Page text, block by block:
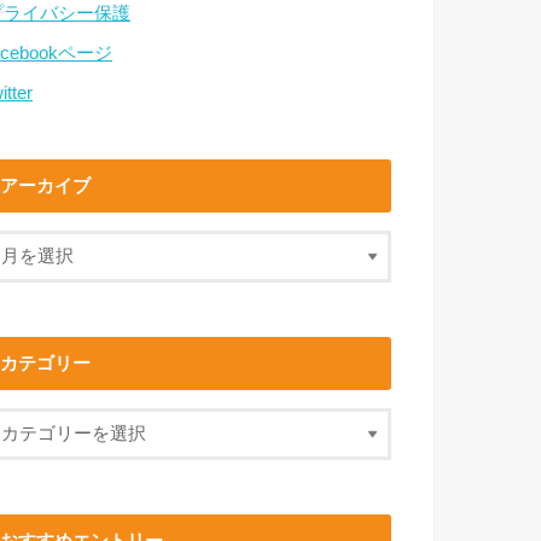
ライバシー保護
ページ
アーカイブ
カテゴリー